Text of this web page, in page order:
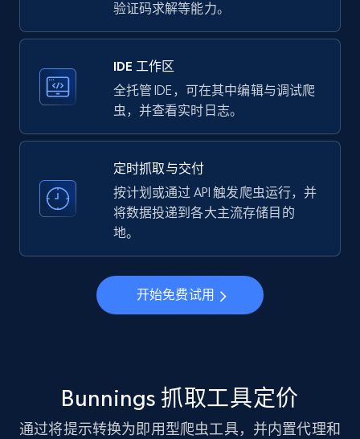
5.7K+
LinkedIn company information
ID, Name, Country code, Locations, Followers,
Employees in linkedin, About, Specialties, and
33.5K+ 3.5K+ 注册使用
Instagram - Profiles
Account, Fbid, ID, Followers, Posts count, Is
business account, Is professional account, Is
验证码求解等能力。
IDE 工作区
全托管 IDE，可在其中编辑与调试爬
虫，并查看实时日志。
定时抓取与交付
按计划或通过 API 触发爬虫运行，并
将数据投递到各大主流存储目的
地。
开始免费试用
Bunnings 抓取工具定价
通过将提示转换为即用型爬虫工具，并内置代理和